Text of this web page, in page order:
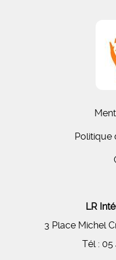
Politique
LR
3 Place Michel
Tél : 05